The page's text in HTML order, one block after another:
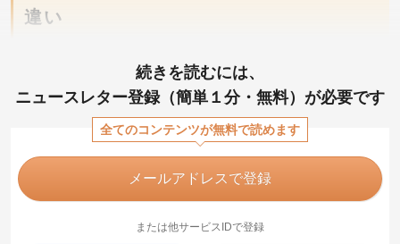
違い
続きを読むには、
ニュースレター登録（簡単１分・無料）が必要です
全てのコンテンツが無料で読めます
メールアドレスで登録
または他サービスIDで登録